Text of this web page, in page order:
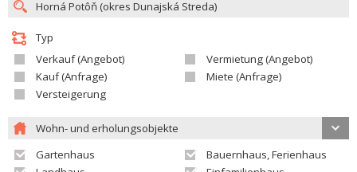
Typ
Verkauf (Angebot)
Vermietung (Angebot)
Kauf (Anfrage)
Miete (Anfrage)
Versteigerung
Wohn- und erholungsobjekte
Gartenhaus
Bauernhaus, Ferienhaus